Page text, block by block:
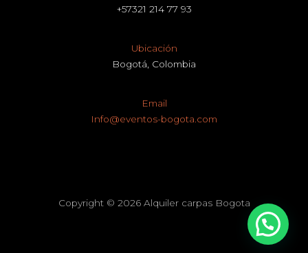
+57321 214 77 93
Ubicación
Bogotá, Colombia
Email
Info@eventos-bogota.com
Copyright © 2026 Alquiler carpas Bogota